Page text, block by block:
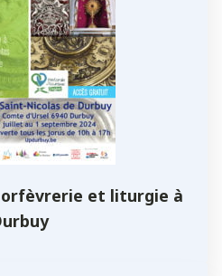
orfèvrerie et liturgie à